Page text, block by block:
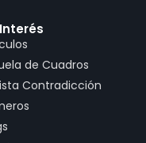
de Cuadros
Contradicción